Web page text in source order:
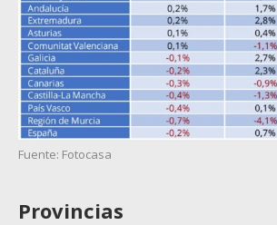
Fuente: Fotocasa
Provincias